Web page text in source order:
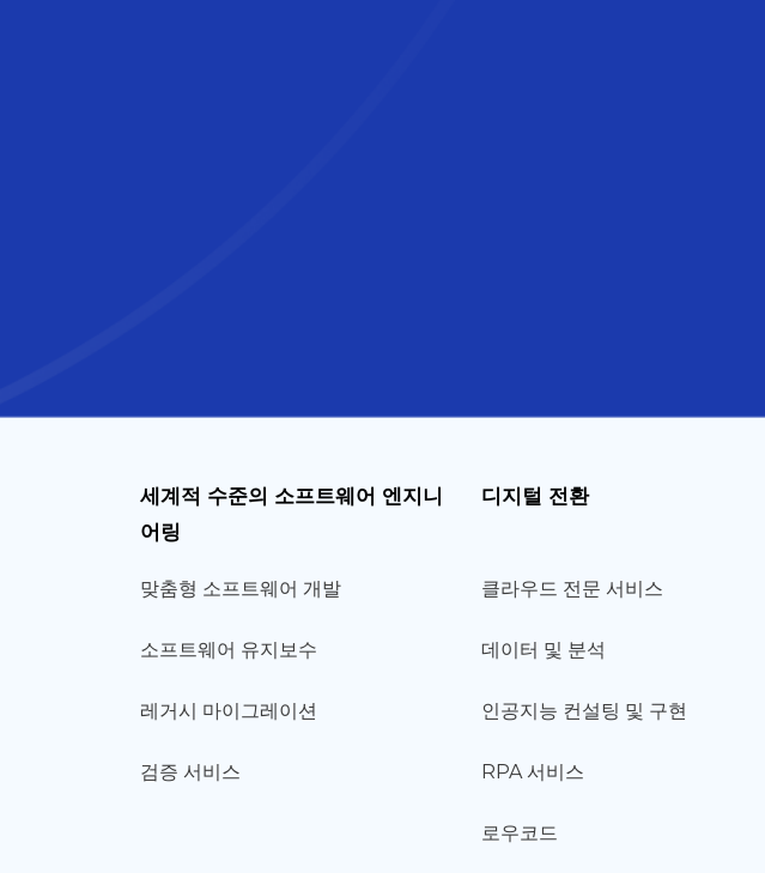
세계적 수준의 소프트웨어 엔지니
어링
맞춤형 소프트웨어 개발
소프트웨어 유지보수
레거시 마이그레이션
검증 서비스
디지털 전환
클라우드 전문 서비스
데이터 및 분석
인공지능 컨설팅 및 구현
RPA 서비스
로우코드